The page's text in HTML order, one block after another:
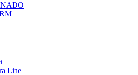
Line